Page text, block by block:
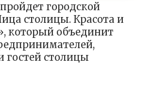
городской
столицы. Красота и
который объединит
гостей столицы